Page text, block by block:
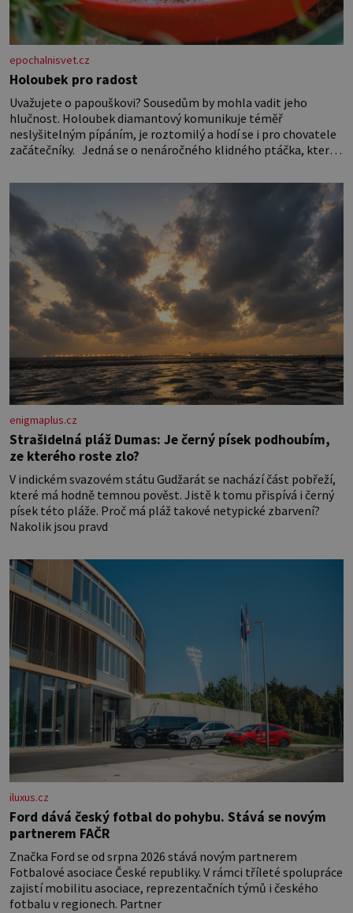
epochalnisvet.cz
Holoubek pro radost
Uvažujete o papouškovi? Sousedům by mohla vadit jeho
hlučnost. Holoubek diamantový komunikuje téměř
neslyšitelným pípáním, je roztomilý a hodí se i pro chovatele
začátečníky. Jedná se o nenáročného klidného ptáčka, který
zbytky semínek Jeho domovinou je prakticky celá Austrálie s
výjimkou pobřežní oblasti.
enigmaplus.cz
Strašidelná pláž Dumas: Je černý písek podhoubím,
ze kterého roste zlo?
V indickém svazovém státu Gudžarát se nachází část pobřeží,
které má hodně temnou pověst. Jistě k tomu přispívá i černý
písek této pláže. Proč má pláž takové netypické zbarvení?
Nakolik jsou pravd
iluxus.cz
Ford dává český fotbal do pohybu. Stává se novým
partnerem FAČR
Značka Ford se od srpna 2026 stává novým partnerem
Fotbalové asociace České republiky. V rámci tříleté spolupráce
zajistí mobilitu asociace, reprezentačních týmů i českého
fotbalu v regionech. Partner